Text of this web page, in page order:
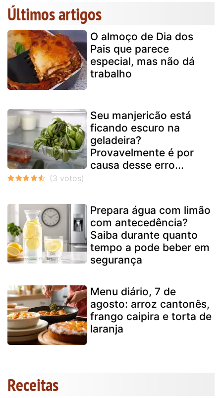
Últimos artigos
O almoço de Dia dos
Pais que parece
especial, mas não dá
trabalho
Seu manjericão está
ficando escuro na
geladeira?
Provavelmente é por
causa desse erro...
Prepara água com limão
com antecedência?
Saiba durante quanto
tempo a pode beber em
segurança
Menu diário, 7 de
agosto: arroz cantonês,
frango caipira e torta de
laranja
Receitas